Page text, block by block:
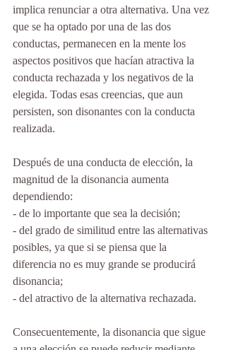
implica renunciar a otra alternativa. Una vez
que se ha optado por una de las dos
conductas, permanecen en la mente los
aspectos positivos que hacían atractiva la
conducta rechazada y los negativos de la
elegida. Todas esas creencias, que aun
persisten, son disonantes con la conducta
realizada.
Después de una conducta de elección, la
magnitud de la disonancia aumenta
dependiendo:
- de lo importante que sea la decisión;
- del grado de similitud entre las alternativas
posibles, ya que si se piensa que la
diferencia no es muy grande se producirá
disonancia;
- del atractivo de la alternativa rechazada.
Consecuentemente, la disonancia que sigue